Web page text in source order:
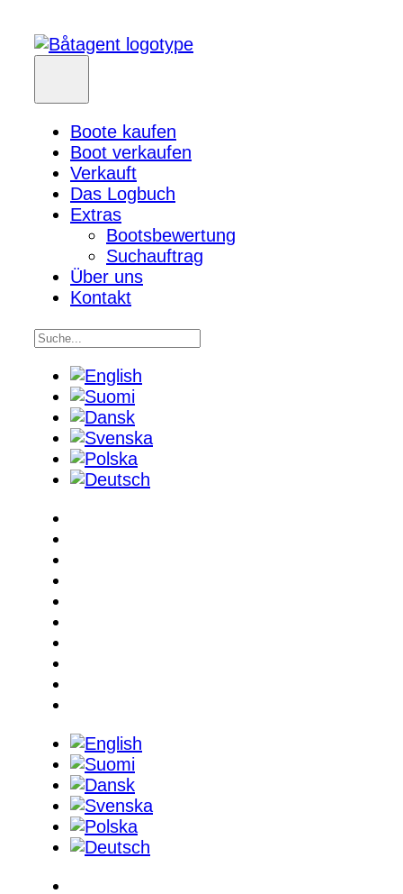
Boote kaufen
Boot verkaufen
Verkauft
Das Logbuch
Extras
Bootsbewertung
Suchauftrag
Über uns
Kontakt